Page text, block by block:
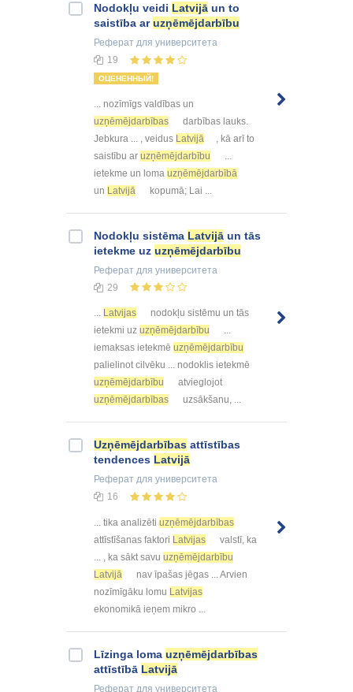
Nodokļu veidi Latvijā un to
saistība aruzņēmējdarbību
Реферат для университета
19
ОЦЕНЕННЫЙ!
... nozīmīgs valdības un
uzņēmējdarbības
darbības lauks.
Jebkura ... , veidus Latvijā
, kā arī to
saistību ar uzņēmējdarbību
ietekme un loma uzņēmējdarbībā
un Latvijā kopumā; Lai ...
Nodokļu sistēma Latvijā un tās
ietekme uz uzņēmējdarbību
Реферат для университета
29
... Latvijas
nodokļu sistēmu un tās
ietekmi uz uzņēmējdarbību
...
iemaksas ietekmē uzņēmējdarbību
palielinot cilvēku ... nodoklis ietekmē
uzņēmējdarbību
atvieglojot
uzņēmējdarbības
uzsākšanu, ...
Uzņēmējdarbības attīstības
tendences Latvijā
Реферат для университета
16
... tika analizēti uzņēmējdarbības
attīstīšanas faktori Latvijas
valstī, ka
... , ka sākt savu uzņēmējdarbību
Latvijā
nav īpašas jēgas ... Arvien
nozīmīgāku lomu Latvijas
ekonomikā ieņem mikro ...
Līzinga loma uzņēmējdarbības
attīstībā Latvijā
Реферат для университета